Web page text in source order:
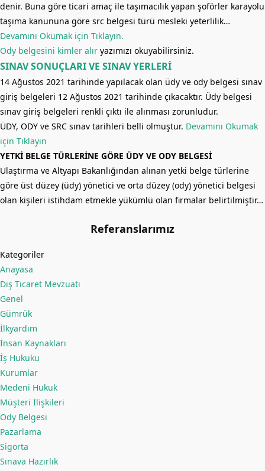
denir. Buna göre ticari amaç ile taşımacılık yapan şoförler karayolu
taşıma kanununa göre src belgesi türü mesleki yeterlilik…
Devamını Okumak için Tıklayın.
Ody belgesini kimler alır yazımızı okuyabilirsiniz.
SINAV SONUÇLARI VE SINAV YERLERİ
14 Ağustos 2021 tarihinde yapılacak olan üdy ve ody belgesi sınav
giriş belgeleri 12 Ağustos 2021 tarihinde çıkacaktır. Üdy belgesi
sınav giriş belgeleri renkli çıktı ile alınması zorunludur.
ÜDY, ODY ve SRC sınav tarihleri belli olmuştur. Devamını Okumak
için Tıklayın
YETKİ BELGE TÜRLERİNE GÖRE ÜDY VE ODY BELGESİ
Ulaştırma ve Altyapı Bakanlığından alınan yetki belge türlerine
göre üst düzey (üdy) yönetici ve orta düzey (ody) yönetici belgesi
olan kişileri istihdam etmekle yükümlü olan firmalar belirtilmiştir…
Referanslarımız
Kategoriler
Anayasa
Dış Ticaret Mevzuatı
Genel
Gümrük
İlkyardım
İnsan Kaynakları
İş Hukuku
Kurumlar
Medeni Hukuk
Müşteri İlişkileri
Ody Belgesi
Pazarlama
Sigorta
Sınava Hazırlık